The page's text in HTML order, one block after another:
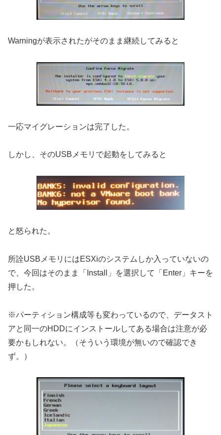
Warningが表示されたがそのまま継続してみると
一応マイグレーションは完了した。
しかし、そのUSBメモリで起動をしてみると
と怒られた。
所詮USBメモリにはESXiのシステムしか入っていないの
で、今回はそのまま「Install」を選択して「Enter」キーを
押した。
※パーティション構成等も変わっているので、データスト
アと同一のHDDにインストールしてある場合は注意が必
要かもしれない。（そういう環境が無いので確認でき
ず。）